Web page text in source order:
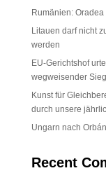
Rumänien:
Litauen darf nicht
werden
EU-Gerichtshof
wegweisender Sieg
Kunst für
durch unsere
Ungarn nach
Recent